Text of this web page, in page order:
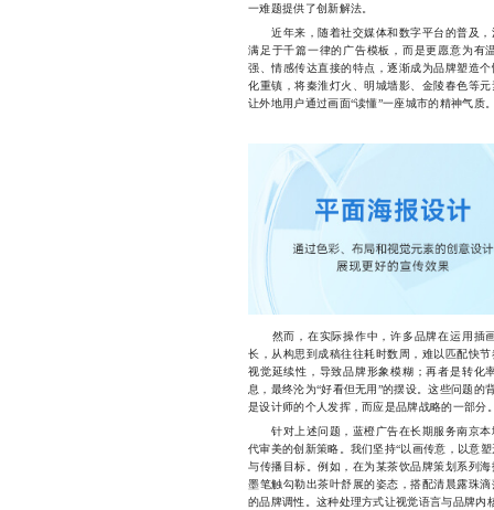
一难题提供了创新解法。
近年来，随着社交媒体和数字平台的普及，
满足于千篇一律的广告模板，而是更愿意为有
强、情感传达直接的特点，逐渐成为品牌塑造
化重镇，将秦淮灯火、明城墙影、金陵春色等
让外地用户通过画面“读懂”一座城市的精神气质
然而，在实际操作中，许多品牌在运用插
长，从构思到成稿往往耗时数周，难以匹配快
视觉延续性，导致品牌形象模糊；再者是转化
息，最终沦为“好看但无用”的摆设。这些问题
是设计师的个人发挥，而应是品牌战略的一部分
针对上述问题，蓝橙广告在长期服务南京本
代审美的创新策略。我们坚持“以画传意，以意
与传播目标。例如，在为某茶饮品牌策划系列
墨笔触勾勒出茶叶舒展的姿态，搭配清晨露珠
的品牌调性。这种处理方式让视觉语言与品牌内